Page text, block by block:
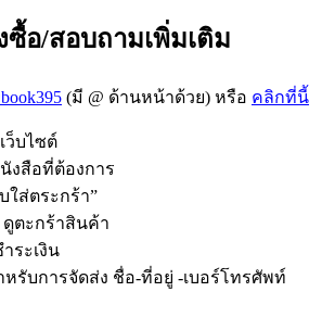
ซื้อ/สอบถามเพิ่มเติม
(มี @ ด้านหน้าด้วย) หรือ คลิกที่นี้
ว็บไซต์
สือที่ต้องการ
ส่ตระกร้า”
ะกร้าสินค้า
ะเงิน
บการจัดส่ง ชื่อ-ที่อยู่ -เบอร์โทรศัพท์